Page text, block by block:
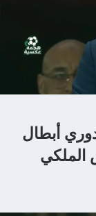
أبطال
الملكي